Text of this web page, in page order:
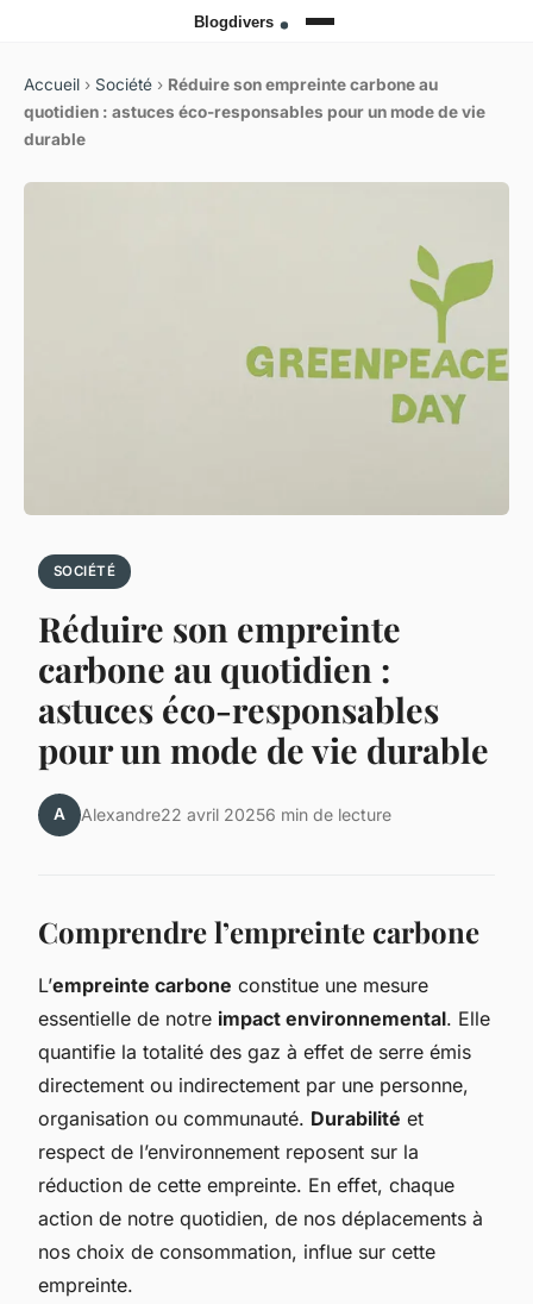
Accueil › Société › Réduire son empreinte carbone au
quotidien : astuces éco-responsables pour un mode de vie
durable
SOCIÉTÉ
Réduire son empreinte
carbone au quotidien :
astuces éco-responsables
pour un mode de vie durable
A Alexandre22 avril 20256 min de lecture
Comprendre l’empreinte carbone
L’empreinte carbone constitue une mesure
essentielle de notre impact environnemental. Elle
quantifie la totalité des gaz à effet de serre émis
directement ou indirectement par une personne,
organisation ou communauté. Durabilité et
respect de l’environnement reposent sur la
réduction de cette empreinte. En effet, chaque
action de notre quotidien, de nos déplacements à
nos choix de consommation, influe sur cette
empreinte.